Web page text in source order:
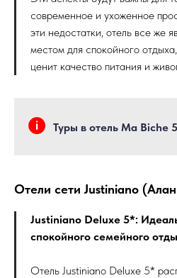
современное и ухоженное
эти недостатки, отель все же
местом для спокойного
ценит качество питания и
Туры в отель Ma Biche
Отели сети Justiniano
Justiniano Deluxe 5*:
спокойного семейного
Отель Justiniano Deluxe 5*